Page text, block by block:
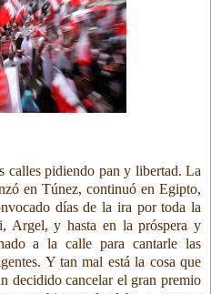
calles pidiendo pan y libertad. La
en Túnez, continuó en Egipto,
días de la ira por toda la
Argel, y hasta en la próspera y
a la calle para cantarle las
Y tan mal está la cosa que
decidido cancelar el gran premio